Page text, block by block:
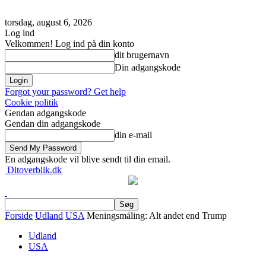
torsdag, august 6, 2026
Log ind
Velkommen! Log ind på din konto
dit brugernavn
Din adgangskode
Forgot your password? Get help
Cookie politik
Gendan adgangskode
Gendan din adgangskode
din e-mail
En adgangskode vil blive sendt til din email.
Ditoverblik.dk
Forside Udland USA Meningsmåling: Alt andet end Trump
Udland
USA